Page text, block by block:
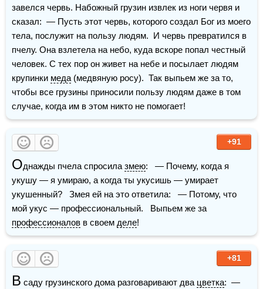
завелся червь. Набожный грузин извлек из ноги червя и
сказал:  — Пусть этот червь, которого создал Бог из моего
тела, послужит на пользу людям.  И червь превратился в
пчелу. Она взлетела на небо, куда вскоре попал честный
человек. С тех пор он живет на небе и посылает людям
крупинки меда (медвяную росу).  Так выпьем же за то,
чтобы все грузины приносили пользу людям даже в том
случае, когда им в этом никто не помогает!
+91
Однажды пчела спросила змею:   — Почему, когда я
укушу — я умираю, а когда ты укусишь — умирает
укушенный?   Змея ей на это ответила:   — Потому, что
профессионалов в своем деле!
+81
В саду грузинского дома разговаривают два цветка:  —